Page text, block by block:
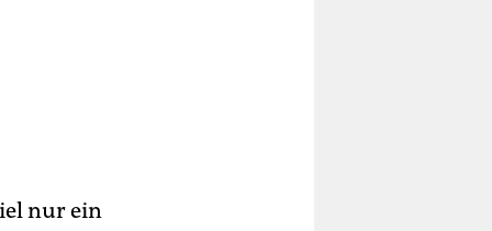
nur ein